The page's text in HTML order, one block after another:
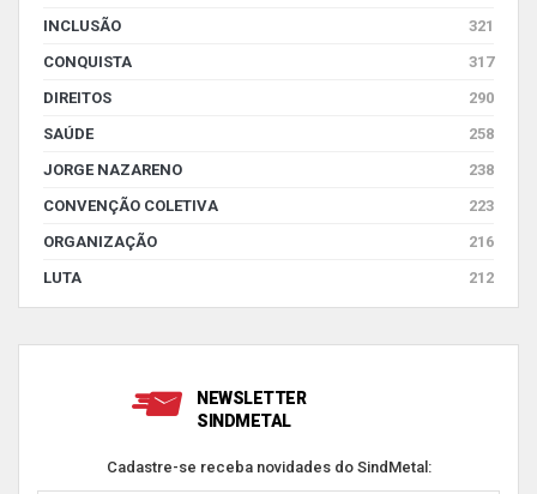
INCLUSÃO
321
CONQUISTA
317
DIREITOS
290
SAÚDE
258
JORGE NAZARENO
238
CONVENÇÃO COLETIVA
223
ORGANIZAÇÃO
216
LUTA
212
NEWSLETTER
SINDMETAL
Cadastre-se receba novidades do SindMetal: